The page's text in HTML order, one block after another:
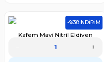
-%38İNDİRİM
Kafem Mavi Nitril Eldiven
Pudrasız (L) 100 Lü